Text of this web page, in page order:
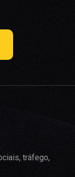
tráfego,